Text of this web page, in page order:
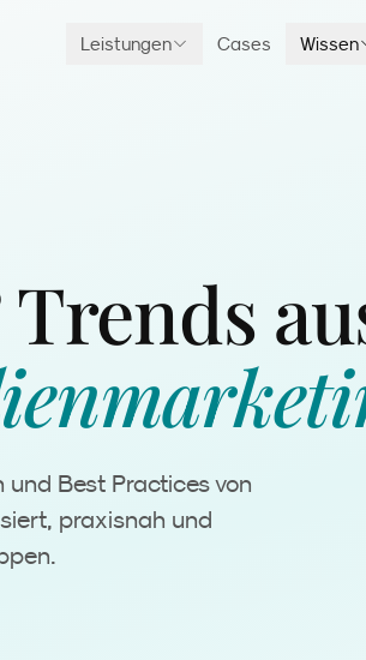
Leistungen Cases Wissen
und Best Practices von
praxisnah und